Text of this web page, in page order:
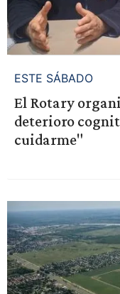
ESTE SÁBADO
El Rotary
deterioro
cuidarme"